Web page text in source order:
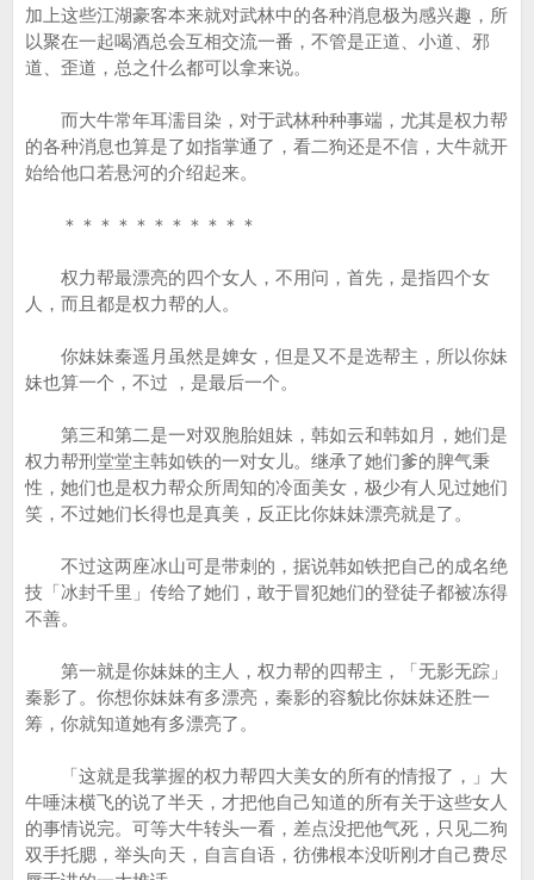
加上这些江湖豪客本来就对武林中的各种消息极为感兴趣，所
以聚在一起喝酒总会互相交流一番，不管是正道、小道、邪
道、歪道，总之什么都可以拿来说。
而大牛常年耳濡目染，对于武林种种事端，尤其是权力帮
的各种消息也算是了如指掌通了，看二狗还是不信，大牛就开
始给他口若悬河的介绍起来。
＊＊＊＊＊＊＊＊＊＊＊
权力帮最漂亮的四个女人，不用问，首先，是指四个女
人，而且都是权力帮的人。
你妹妹秦遥月虽然是婢女，但是又不是选帮主，所以你妹
妹也算一个，不过 ，是最后一个。
第三和第二是一对双胞胎姐妹，韩如云和韩如月，她们是
权力帮刑堂堂主韩如铁的一对女儿。继承了她们爹的脾气秉
性，她们也是权力帮众所周知的冷面美女，极少有人见过她们
笑，不过她们长得也是真美，反正比你妹妹漂亮就是了。
不过这两座冰山可是带刺的，据说韩如铁把自己的成名绝
技「冰封千里」传给了她们，敢于冒犯她们的登徒子都被冻得
不善。
第一就是你妹妹的主人，权力帮的四帮主，「无影无踪」
秦影了。你想你妹妹有多漂亮，秦影的容貌比你妹妹还胜一
筹，你就知道她有多漂亮了。
「这就是我掌握的权力帮四大美女的所有的情报了，」大
牛唾沫横飞的说了半天，才把他自己知道的所有关于这些女人
的事情说完。可等大牛转头一看，差点没把他气死，只见二狗
双手托腮，举头向天，自言自语，彷佛根本没听刚才自己费尽